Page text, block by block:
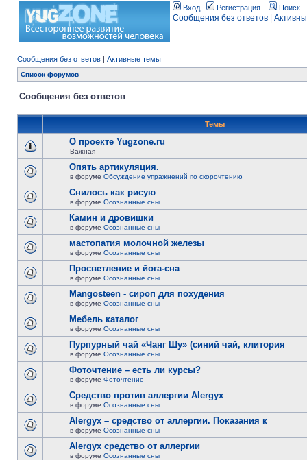
Вход Регистрация Поиск
Сообщения без ответов
Сообщения без ответов | Активные темы
Список форумов
Сообщения без ответов
Темы
О проекте Yugzone.ru
Важная
Опять артикуляция.
в форуме Обсуждение упражнений по скорочтению
Снилось как рисую
в форуме Осознанные сны
Камин и дровишки
в форуме Осознанные сны
мастопатия молочной железы
в форуме Осознанные сны
Просветление и йога-сна
в форуме Осознанные сны
Mangosteen - сироп для похудения
в форуме Осознанные сны
Мебель каталог
в форуме Осознанные сны
Пурпурный чай «Чанг Шу» (синий чай, клитория
в форуме Осознанные сны
Фоточтение – есть ли курсы?
в форуме Фоточтение
Cредство против аллергии Alergyx
в форуме Осознанные сны
Alergyx – средство от аллергии. Показания к
в форуме Осознанные сны
Alergyx средство от аллергии
в форуме Осознанные сны